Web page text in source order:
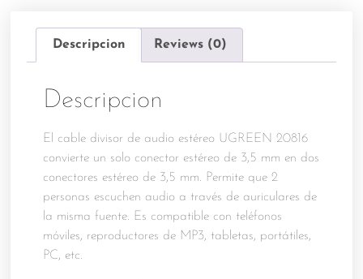
Descripcion Reviews (0)
Descripcion
El cable divisor de audio estéreo UGREEN 20816
convierte un solo conector estéreo de 3,5 mm en dos
conectores estéreo de 3,5 mm. Permite que 2
personas escuchen audio a través de auriculares de
la misma fuente. Es compatible con teléfonos
móviles, reproductores de MP3, tabletas, portátiles,
PC, etc.